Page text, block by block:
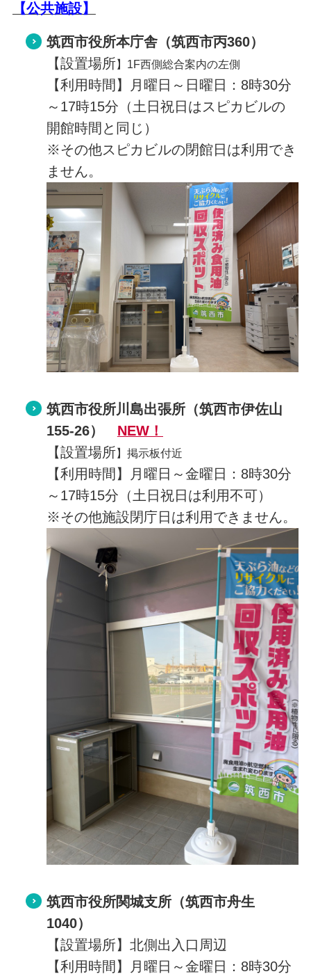
【公共施設】
筑西市役所本庁舎（筑西市丙360）
【設置場所】 1F西側総合案内の左側
【利用時間】月曜日～日曜日：8時30分
～17時15分（土日祝日はスピカビルの
開館時間と同じ）
※その他スピカビルの閉館日は利用でき
ません。
筑西市役所川島出張所（筑西市伊佐山
155-26）
NEW！
【設置場所】掲示板付近
【利用時間】月曜日～金曜日：8時30分
～17時15分（土日祝日は利用不可）
※その他施設閉庁日は利用できません。
筑西市役所関城支所（筑西市舟生
1040）
【設置場所】北側出入口周辺
【利用時間】月曜日～金曜日：8時30分